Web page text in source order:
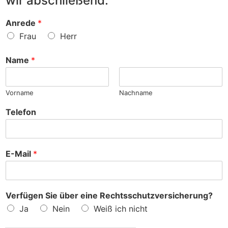
S
a
c
e
d
e
n
Anrede *
Frau
Herr
Name *
Vorname Nachname
Telefon
E-Mail *
Verfügen Sie über eine Rechtsschutzversicherung?
Ja
Nein Weiß ich nicht